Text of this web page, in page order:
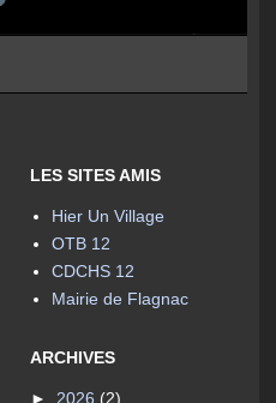
LES SITES AMIS
Hier Un Village
OTB 12
CDCHS 12
Mairie de Flagnac
ARCHIVES
► 2026 (2)